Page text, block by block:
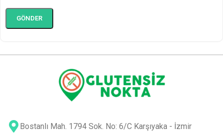
Bostanlı Mah. 1794 Sok. No: 6/C Karşıyaka - İzmir